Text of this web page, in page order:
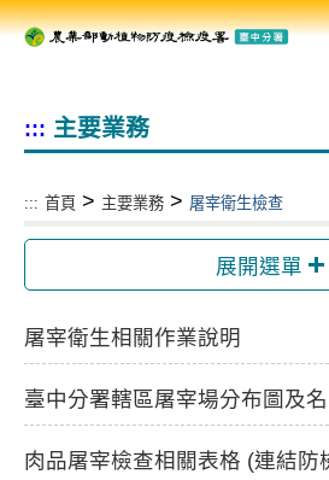
::: 主要業務
::: 首頁 > 主要業務 > 屠宰衛生檢查
展開選單
屠宰衛生相關作業說明
臺中分署轄區屠宰場分布圖及
肉品屠宰檢查相關表格 (連結防